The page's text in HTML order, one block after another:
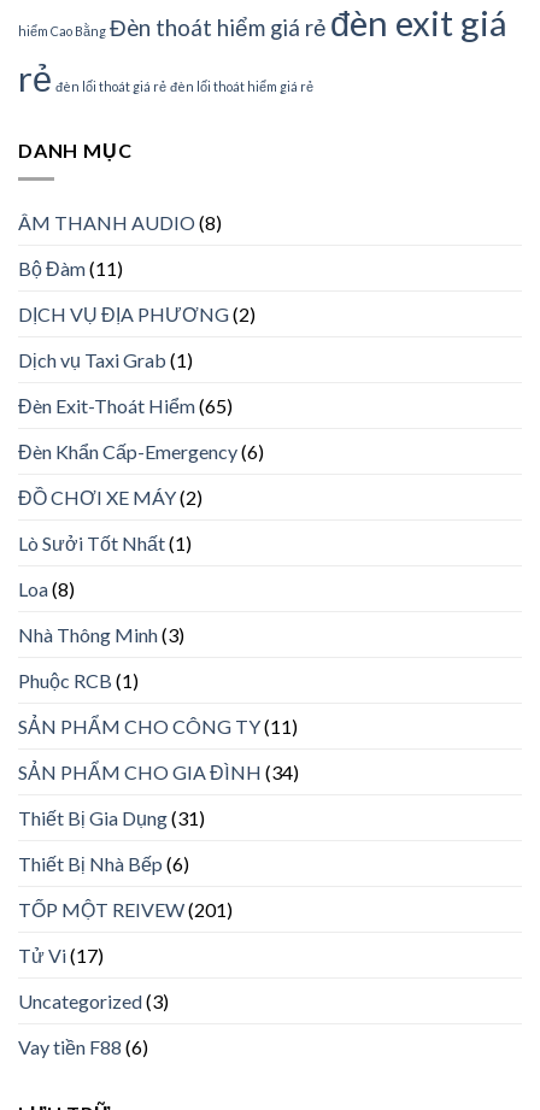
hiểm Cao Bằng Đèn thoát hiểm giá rẻ đèn exit giá
rẻ đèn lối thoát giá rẻ đèn lối thoát hiểm giá rẻ
DANH MỤC
ÂM THANH AUDIO(8)
Bộ Đàm(11)
DỊCH VỤ ĐỊA PHƯƠNG(2)
Dịch vụ Taxi Grab (1)
Đèn Exit-Thoát Hiểm(65)
Đèn Khẩn Cấp-Emergency(6)
ĐỒ CHƠI XE MÁY(2)
Lò Sưởi Tốt Nhất(1)
Loa(8)
Nhà Thông Minh(3)
Phuộc RCB (1)
SẢN PHẨM CHO CÔNG TY(11)
SẢN PHẨM CHO GIA ĐÌNH (34)
Thiết Bị Gia Dụng(31)
Thiết Bị Nhà Bếp (6)
TỐP MỘT REIVEW(201)
Tử Vi(17)
Uncategorized(3)
Vay tiền F88 (6)